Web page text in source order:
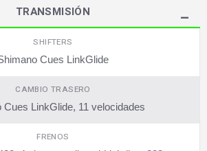
TRANSMISIÓN
SHIFTERS
Cues LinkGlide
CAMBIO TRASERO
Cues LinkGlide, 11 velocidades
FRENOS